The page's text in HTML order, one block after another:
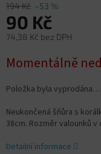
194 Kč –53 %
90 Kč
74,38 Kč bez DPH
cena:
Momentálně
Položka byla vyprodána…
Neukončená šňůra s
38cm. Rozměr valounků v
Detailní informace